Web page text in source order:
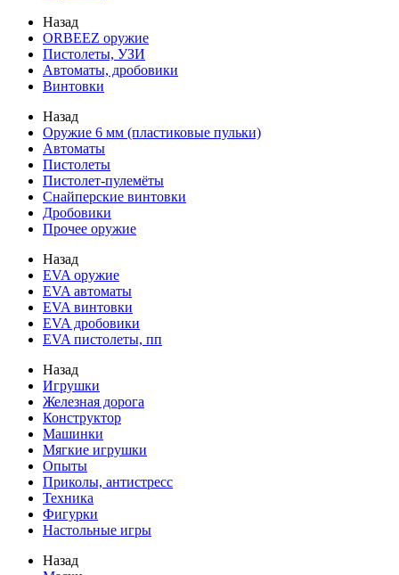
Назад
ORBEEZ оружие
Пистолеты, УЗИ
Автоматы, дробовики
Винтовки
Назад
Оружие 6 мм (пластиковые пульки)
Автоматы
Пистолеты
Пистолет-пулемёты
Снайперские винтовки
Дробовики
Прочее оружие
Назад
EVA оружие
EVA автоматы
EVA винтовки
EVA дробовики
EVA пистолеты, пп
Назад
Игрушки
Железная дорога
Конструктор
Машинки
Мягкие игрушки
Опыты
Приколы, антистресс
Техника
Фигурки
Настольные игры
Назад